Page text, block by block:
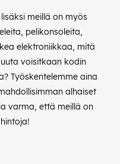
meillä on myös
pelikonsoleita,
elektroniikkaa, mitä
voisitkaan kodin
Työskentelemme aina
alhaiset
varma, että meillä on